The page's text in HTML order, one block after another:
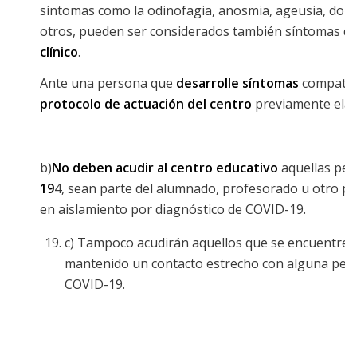
síntomas como la odinofagia, anosmia, ageusia,
otros, pueden ser considerados también síntomas
clínico.
Ante una persona que desarrolle síntomas
protocolo de actuación del centro previamente
b)No deben acudir al centro educativo aquellas
194, sean parte del alumnado, profesorado u
en aislamiento por diagnóstico de COVID-19.
c) Tampoco acudirán aquellos que se
mantenido un contacto estrecho con alguna
COVID-19.